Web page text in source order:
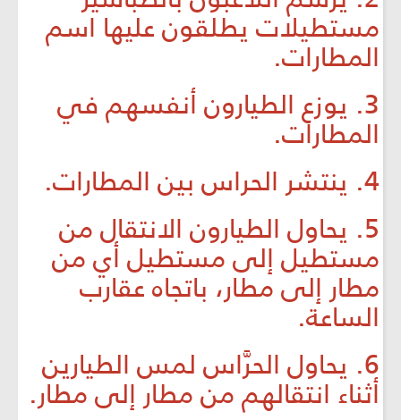
مستطيلات يطلقون عليها اسم
المطارات.
3. يوزع الطيارون أنفسهم في
المطارات.
4. ينتشر الحراس بين المطارات.
5. يحاول الطيارون الانتقال من
مستطيل إلى مستطيل أي من
مطار إلى مطار، باتجاه عقارب
الساعة.
6. يحاول الحرَّاس لمس الطيارين
أثناء انتقالهم من مطار إلى مطار.